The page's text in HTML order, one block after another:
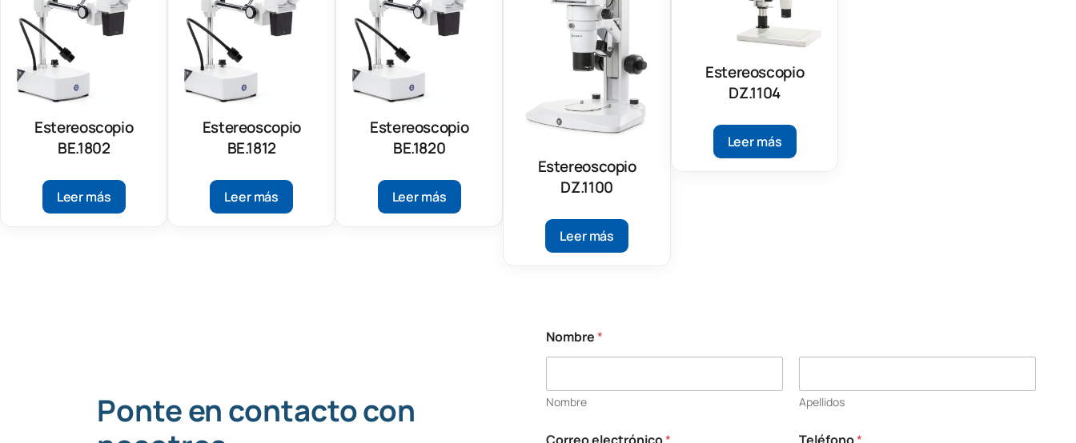
Estereoscopio
BE.1802
Leer más
Estereoscopio
BE.1812
Leer más
Estereoscopio
BE.1820
Leer más
Estereoscopio
DZ.1100
Leer más
Estereoscopio
DZ.1104
Leer más
Ponte en contacto con
Nombre*
Nombre Apellidos